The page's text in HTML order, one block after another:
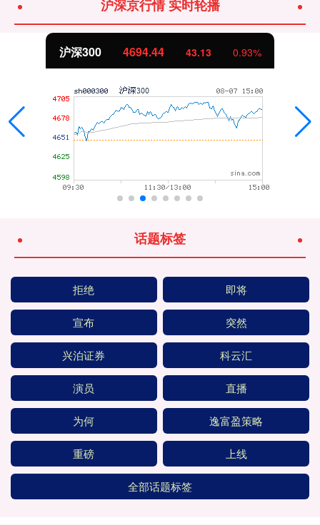
沪深京行情 实时轮播
沪深300 4694.44 43.13 0.93%
话题标签
拒绝 即将
宣布 突然
兴泊证券 科云汇
演员 直播
为何 逸富盈策略
重磅 上线
全部话题标签